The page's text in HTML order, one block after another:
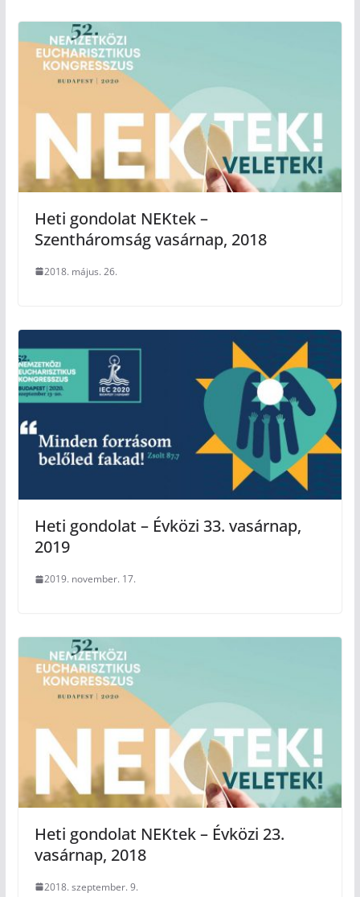
Heti gondolat NEKtek –
Szentháromság vasárnap, 2018
2018. május. 26.
Heti gondolat – Évközi 33. vasárnap,
2019
2019. november. 17.
Heti gondolat NEKtek – Évközi 23.
vasárnap, 2018
2018. szeptember. 9.